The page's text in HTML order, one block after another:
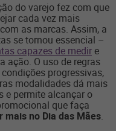
do varejo fez com que
cada vez mais
as marcas. Assim, a
se tornou essencial –
capazes de medir e
ação. O uso de regras
progressivas,
modalidades dá mais
e permite alcançar o
que faça
mais no Dia das Mães.